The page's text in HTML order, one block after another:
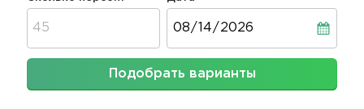
Подобрать варианты